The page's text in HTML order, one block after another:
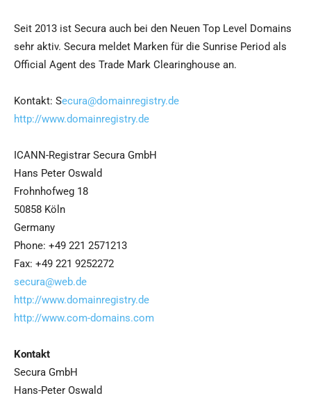
Seit 2013 ist Secura auch bei den Neuen Top Level Domains
sehr aktiv. Secura meldet Marken für die Sunrise Period als
Official Agent des Trade Mark Clearinghouse an.
Kontakt: Secura@domainregistry.de
http://www.domainregistry.de
ICANN-Registrar Secura GmbH
Hans Peter Oswald
Frohnhofweg 18
50858 Köln
Germany
Phone: +49 221 2571213
Fax: +49 221 9252272
secura@web.de
http://www.domainregistry.de
http://www.com-domains.com
Kontakt
Secura GmbH
Hans-Peter Oswald